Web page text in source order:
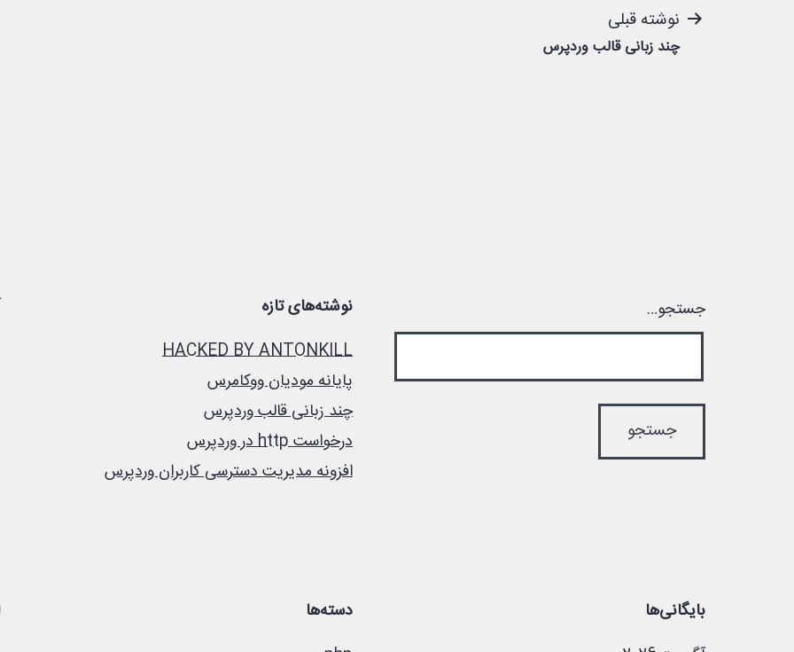
راهبری
نوشته
نوشته قبلی
چند زبانی قالب وردپرس
جستجو…
نوشته‌های تازه
HACKED BY ANTONKILL
پایانه مودیان ووکامرس
چند زبانی قالب وردپرس
درخواست http در وردپرس
افزونه مدیریت دسترسی کاربران وردپرس
بایگانی‌ها
دسته‌ها